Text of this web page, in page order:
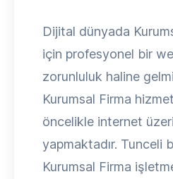
Dijital dünyada
için profesyonel bir
zorunluluk haline
Kurumsal Firma
öncelikle internet
yapmaktadır. Tunceli
Kurumsal Firma